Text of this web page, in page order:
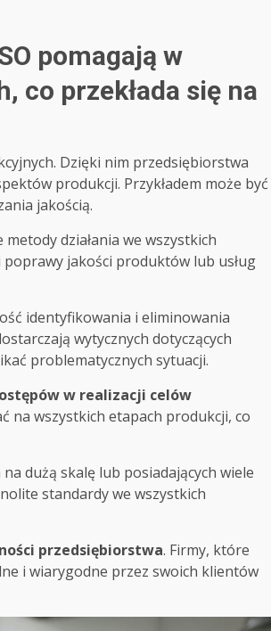
pomagają w
co przekłada się na
Dzięki nim przedsiębiorstwa
produkcji. Przykładem może być
jakością.
działania we wszystkich
jakości produktów lub usług
identyfikowania i eliminowania
wytycznych dotyczących
problematycznych sytuacji.
w realizacji celów
na wszystkich etapach produkcji, co
dużą skalę lub posiadających wiele
standardy we wszystkich
przedsiębiorstwa. Firmy, które
i wiarygodne przez swoich klientów